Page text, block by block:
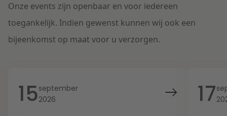
Onze events zijn openbaar en voor iedereen
toegankelijk. Indien gewenst kunnen wij ook een
bijeenkomst op maat voor u verzorgen.
15september
2026
17